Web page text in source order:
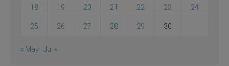
18 19 20 21 22 23 24
25 26 27 28 29 30
« May Jul »